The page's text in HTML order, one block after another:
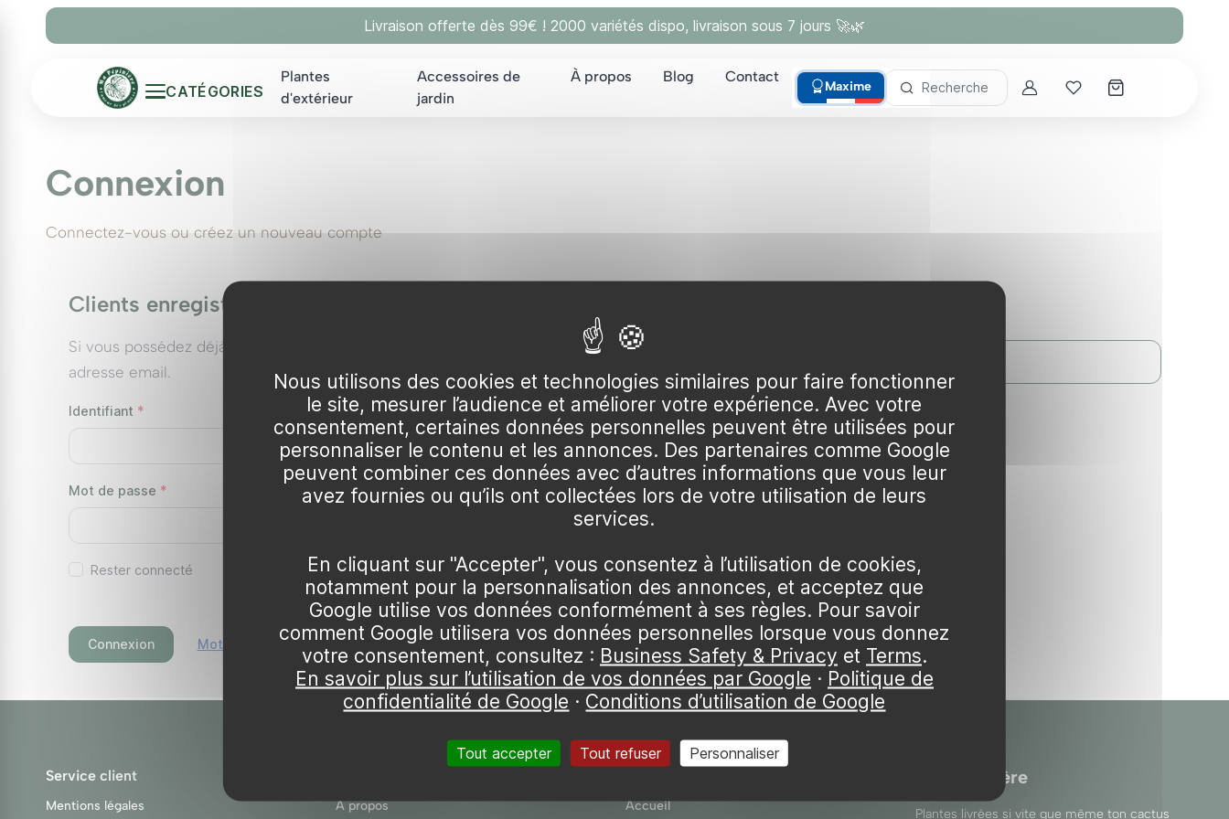
Livraison offerte dès 99€ ! 2000 variétés dispo, livraison sous 7 jours 🚀🌿
CATÉGORIES
Plantes
d'extérieur
Accessoires de
jardin
À propos Blog Contact
Maxime Recherche AccountMes coups de cœur
Connexion
Connectez-vous ou créez un nouveau compte
Clients enregistrés
Si vous possédez déjà un compte, connectez-vous à l'aide de votre
adresse email.
Identifiant
Mot de passe
Rester connecté
Connexion Mot de passe oublié ?
Service client
Mentions légales
À propos
Accueil
Ma Pépinière
Plantes livrées si vite que même ton cactus
Panneau de gestion des cookies
Nous utilisons des cookies et technologies similaires pour faire fonctionner
le site, mesurer l’audience et améliorer votre expérience. Avec votre
consentement, certaines données personnelles peuvent être utilisées pour
personnaliser le contenu et les annonces. Des partenaires comme Google
peuvent combiner ces données avec d’autres informations que vous leur
avez fournies ou qu’ils ont collectées lors de votre utilisation de leurs
services.
En cliquant sur "Accepter", vous consentez à l’utilisation de cookies,
notamment pour la personnalisation des annonces, et acceptez que
Google utilise vos données conformément à ses règles. Pour savoir
comment Google utilisera vos données personnelles lorsque vous donnez
votre consentement, consultez : Business Safety & Privacy et Terms.
En savoir plus sur l’utilisation de vos données par Google · Politique de
confidentialité de Google · Conditions d’utilisation de Google
Tout accepter Tout refuser Personnaliser